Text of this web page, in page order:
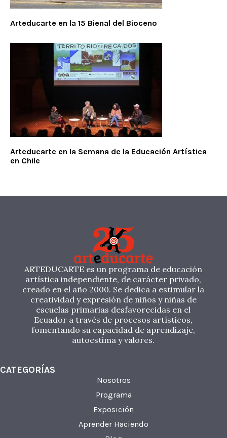
Arteducarte en la 15 Bienal del Bioceno
Arteducarte en la Semana de la Educación Artística
en Chile
ARTEDUCARTE es un programa de educación
artística independiente, de carácter privado,
creado en el año 2000. Se dedica a estimular la
creatividad y expresión de niños y niñas de
escuelas primarias desfavorecidas en el
Ecuador a través de procesos artísticos,
fomentando su capacidad de aprendizaje,
autoestima y valores.
CATEGORÍAS
Nosotros
Programa
Exposición
Aprender Haciendo